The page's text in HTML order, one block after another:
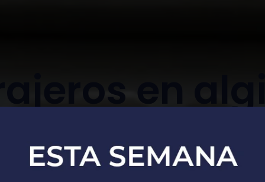
en
d'alfara
Apertura, reparación y sustitución de